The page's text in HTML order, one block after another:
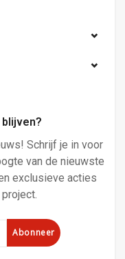
Schrijf je in voor
van de nieuwste
exclusieve acties
Abonneer